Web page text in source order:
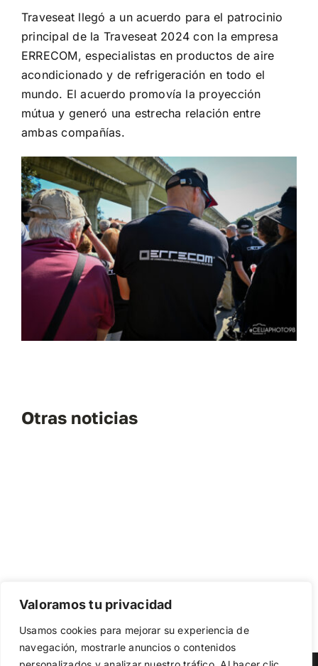
Valoramos tu privacidad
Usamos cookies para mejorar su experiencia de
navegación, mostrarle anuncios o contenidos
Contacto
Traveseat llegó a un acuerdo para el patrocinio
principal de la Traveseat 2024 con la empresa
ERRECOM, especialistas en productos de aire
acondicionado y de refrigeración en todo el
mundo. El acuerdo promovía la proyección
mútua y generó una estrecha relación entre
ambas compañías.
Otras noticias